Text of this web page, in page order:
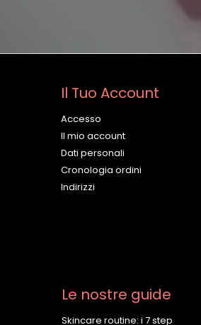
Il Tuo Account
Accesso
Il mio account
Dati personali
Cronologia ordini
Indirizzi
Le nostre guide
Skincare routine: i 7 step